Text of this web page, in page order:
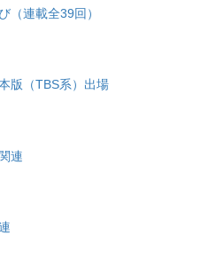
（連載全39回）
版（TBS系）出場
連